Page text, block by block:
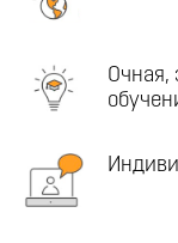
Очная,